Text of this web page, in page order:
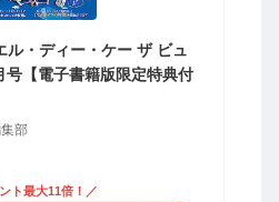
・ディー・ケー ザ ビュ
号【電子書籍版限定特典付
部
ト最大11倍！／